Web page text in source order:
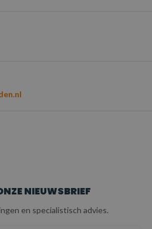
NIEUWSBRIEF
en specialistisch advies.